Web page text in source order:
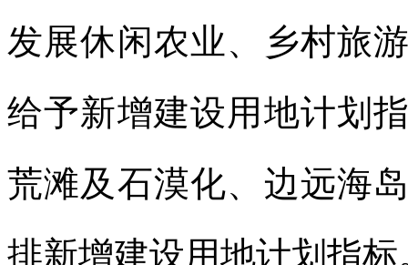
发展休闲农业、乡村旅
给予新增建设用地计划
荒滩及石漠化、边远海
排新增建设用地计划指标